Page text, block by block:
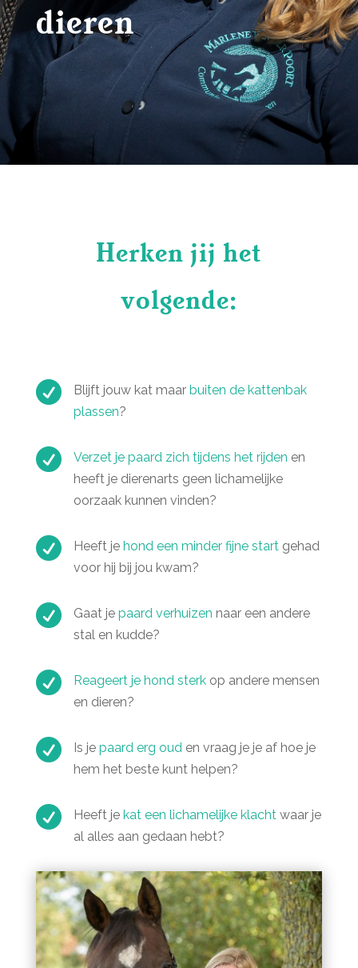
dieren
Herken jij het
volgende:
 Blijft jouw kat maar buiten de kattenbak
plassen?
 Verzet je paard zich tijdens het rijden en
heeft je dierenarts geen lichamelijke
oorzaak kunnen vinden?
 Heeft je hond een minder fijne startgehad
voor hij bij jou kwam?
 Gaat je paard verhuizen naar een andere
stal en kudde?
 Reageert je hond sterkop andere mensen
en dieren?
 Is je paard erg ouden vraag je je af hoe je
hem het beste kunt helpen?
 Heeft je kat een lichamelijke klachtwaar je
al alles aan gedaan hebt?